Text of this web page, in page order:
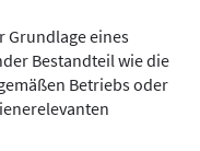
Grundlage eines
Bestandteil wie die
Betriebs oder